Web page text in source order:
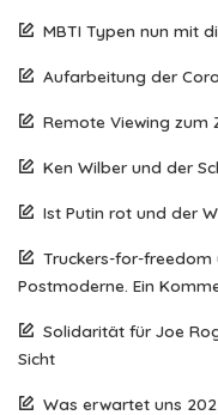
MBTI Typen nun mit
Aufarbeitung der
Remote Viewing zum
Ken Wilber und der
Ist Putin rot und der
Truckers-for-freedom
Postmoderne. Ein
Solidarität für Joe
Sicht
Was erwartet uns